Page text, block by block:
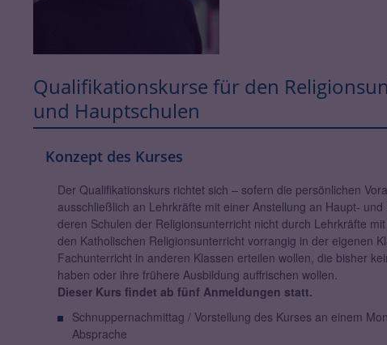
Qualifikationskurse für den
und Hauptschulen
Konzept des Kurses
Der Qualifikationskurs richtet sich – sofern die persönlichen
ausschließlich an Lehrkräfte mit einer Anstellung an Haupt-
deren Schulen der Religionsunterricht nicht durch Lehrkräfte
den Katholischen Religionsunterricht vorrangig in der eigenen
Fachunterricht in anderen Klassen erteilen wollen, die bisher
haben oder ihre frühere Ausbildung auffrischen wollen.
Dieser Kurs findet ab fünf Anmeldungen statt.
Schnuppernachmittag / Vorstellung des Kurses an einem
Absprache